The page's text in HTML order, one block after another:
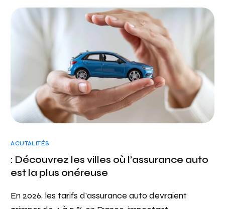
ACUTALITÉS
: Découvrez les villes où l’assurance auto
est la plus onéreuse
En 2026, les tarifs d’assurance auto devraient